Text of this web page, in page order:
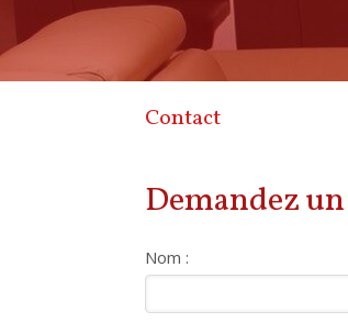
Contact
Demandez
Nom :